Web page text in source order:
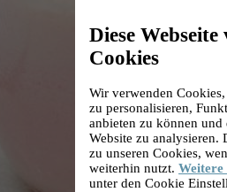
Diese
Cookies
Wir verwenden
zu personalisieren,
anbieten zu können
Website zu
zu unseren Cookies,
weiterhin nutzt.
unter den Cookie